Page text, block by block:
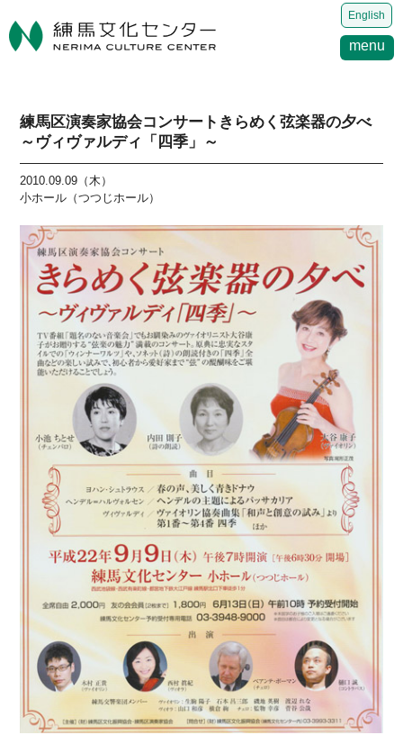
English
menu
練馬区演奏家協会コンサートきらめく弦楽器の夕べ
～ヴィヴァルディ「四季」～
2010.09.09（木）
小ホール（つつじホール）